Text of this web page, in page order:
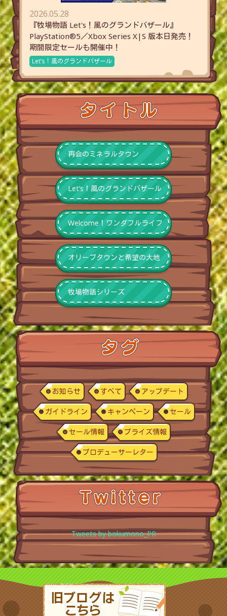
2026.05.28
『牧場物語 Let's！風のグランドバザール』
PlayStation®5／Xbox Series X|S 版本日発売！
期間限定セールも開催中！
Let’s！風のグランドバザール
再会のミネラルタウン
Let’s！風のグランドバザール
Welcome！ワンダフルライフ
オリーブタウンと希望の大地
牧場物語シリーズ
お知らせ すべて アップデート
ガイドライン キャンペーン セール
セール情報 プライズ情報
プロデューサーレター
Tweets by bokumono_PR